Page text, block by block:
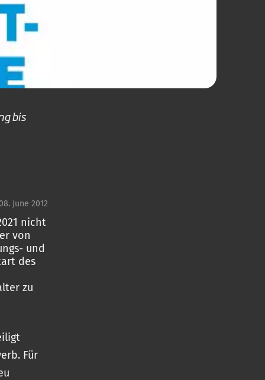
bis
08. June 2012
nicht
von
und
des
zu
Für